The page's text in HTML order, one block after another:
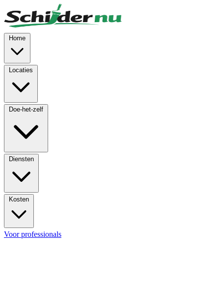
Skip to main content
Home
Locaties
Doe-het-zelf
Diensten
Kosten
Voor professionals